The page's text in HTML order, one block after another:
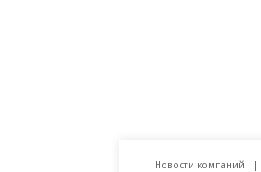
Новости компаний